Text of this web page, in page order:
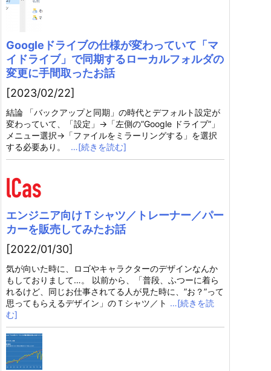
Googleドライブの仕様が変わっていて「マ
イドライブ」で同期するローカルフォルダの
変更に手間取ったお話
[2023/02/22]
結論 「バックアップと同期」の時代とデフォルト設定が
変わっていて、「設定」→「左側の”Google ドライブ”」
メニュー選択→「ファイルをミラーリングする」を選択
する必要あり。
…[続きを読む]
エンジニア向けＴシャツ／トレーナー／パー
カーを販売してみたお話
[2022/01/30]
気が向いた時に、ロゴやキャラクターのデザインなんか
もしておりまして…。 以前から、「普段、ふつーに着ら
れるけど、同じお仕事されてる人が見た時に、”お？”って
思ってもらえるデザイン」のＴシャツ／ト …[続きを読
む]